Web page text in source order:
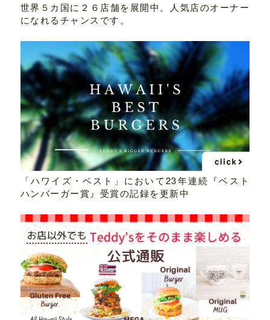
世界５カ国に２６店舗を展開中。人気店のオーナー
になれるチャンスです。
「ハワイズ・ベスト」において23年連続『ベスト
ハンバーガー賞』受賞の記録を更新中